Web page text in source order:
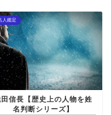
人鑑定
田信長【歴史上の人物を姓
名判断シリーズ】